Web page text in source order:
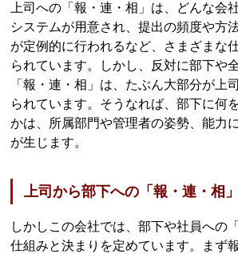
上司への「報・連・相」は、どんな会
システムが用意され、提出の頻度や方
が定例的に行われるなど、さまざまな
られています。しかし、反対に部下や
「報・連・相」は、たぶん大部分が上
られています。そうなれば、部下に何
かは、所属部門や管理者の姿勢、能力
が生じます。
上司から部下への「報・連・相
しかしこの会社では、部下や社員への
仕組みと決まりを定めています。まず